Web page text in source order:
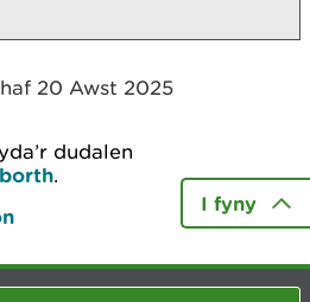
20 Awst 2025
dudalen
.
I fyny